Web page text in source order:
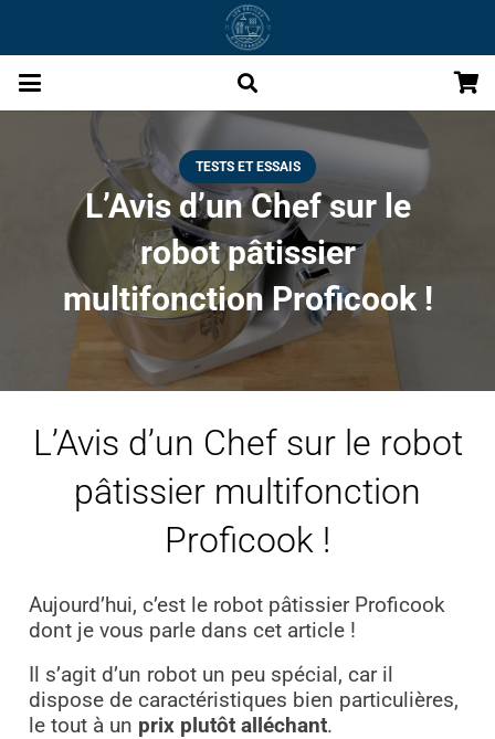
TESTS ET ESSAIS
L’Avis d’un Chef sur le
robot pâtissier
multifonction Proficook !
L’Avis d’un Chef sur le robot
pâtissier multifonction
Proficook !
Aujourd’hui, c’est le robot pâtissier Proficook
dont je vous parle dans cet article !
Il s’agit d’un robot un peu spécial, car il
dispose de caractéristiques bien particulières,
le tout à un prix plutôt alléchant.